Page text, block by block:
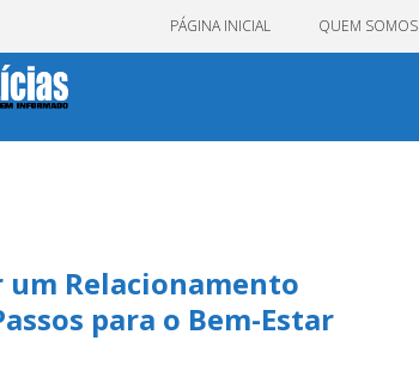
PÁGINA INICIAL QUEM SOMOS
um Relacionamento
para o Bem-Estar